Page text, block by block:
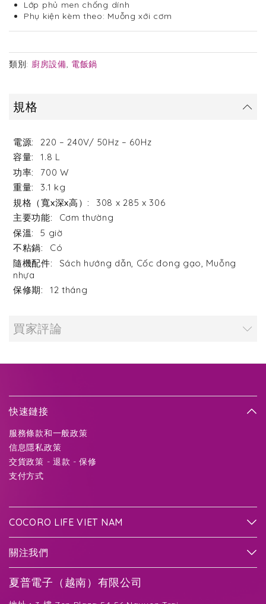
Lớp phủ men chống dính
Phụ kiện kèm theo: Muỗng xới cơm
類別: 廚房設備, 電飯鍋
規格
220 – 240V/ 50Hz – 60Hz
1.8 L
700 W
3.1 kg
308 x 285 x 306
Cơm thường
5 giờ
Có
Sách hướng dẫn, Cốc đong gạo, Muỗng
nhựa
12 tháng
買家評論
快速鏈接
服務條款和一般政策
信息隱私政策
交貨政策 - 退款 - 保修
支付方式
COCORO LIFE VIET NAM
關注我們
夏普電子（越南）有限公司